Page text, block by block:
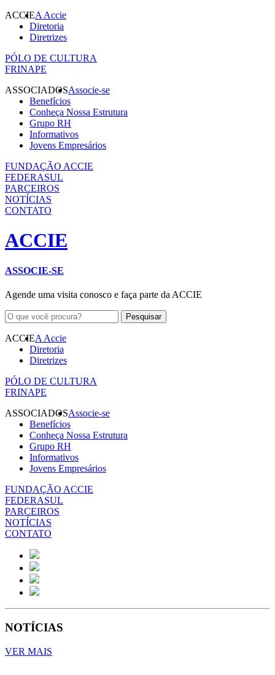
ACCIEA Accie
Diretoria
Diretrizes
PÓLO DE CULTURA
FRINAPE
ASSOCIADOSAssocie-se
Benefícios
Conheça Nossa Estrutura
Grupo RH
Informativos
Jovens Empresários
FUNDAÇÃO ACCIE
FEDERASUL
PARCEIROS
NOTÍCIAS
CONTATO
ACCIE
ASSOCIE-SE
Agende uma visita conosco e faça parte da ACCIE
ACCIEA Accie
Diretoria
Diretrizes
PÓLO DE CULTURA
FRINAPE
ASSOCIADOSAssocie-se
Benefícios
Conheça Nossa Estrutura
Grupo RH
Informativos
Jovens Empresários
FUNDAÇÃO ACCIE
FEDERASUL
PARCEIROS
NOTÍCIAS
CONTATO
NOTÍCIAS
VER MAIS